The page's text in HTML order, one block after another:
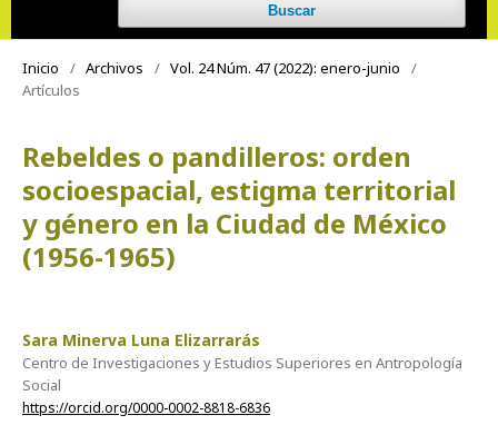
Buscar
Inicio / Archivos / Vol. 24 Núm. 47 (2022): enero-junio
/
Artículos
Rebeldes o pandilleros: orden
socioespacial, estigma territorial
y género en la Ciudad de México
(1956-1965)
Sara Minerva Luna Elizarrarás
Centro de Investigaciones y Estudios Superiores en Antropología
Social
https://orcid.org/0000-0002-8818-6836